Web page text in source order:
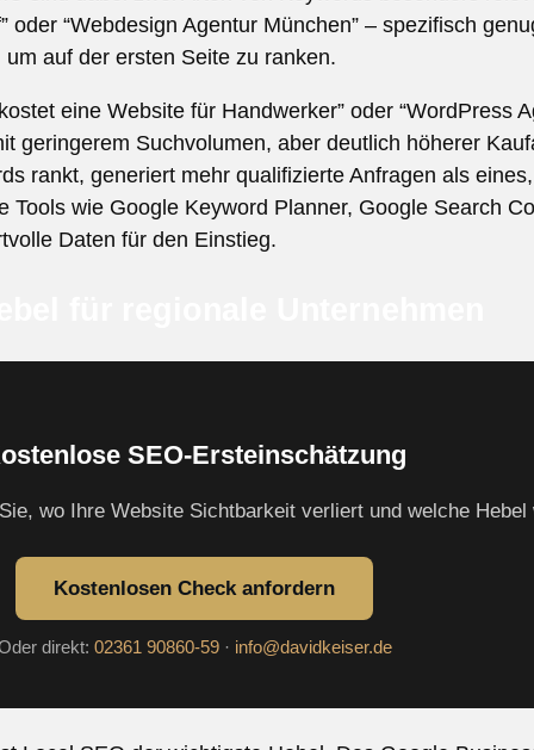
oder “Webdesign Agentur München” – spezifisch
auf der ersten Seite zu ranken.
eine Website für Handwerker” oder “WordPress
geringerem Suchvolumen, aber deutlich höherer
rankt, generiert mehr qualifizierte Anfragen als
Tools wie Google Keyword Planner, Google Search
Daten für den Einstieg.
SEO-Ersteinschätzung
wo Ihre Website Sichtbarkeit verliert und welche Hebel
Kostenlosen Check anfordern
direkt: 02361 90860-59· info@davidkeiser.de